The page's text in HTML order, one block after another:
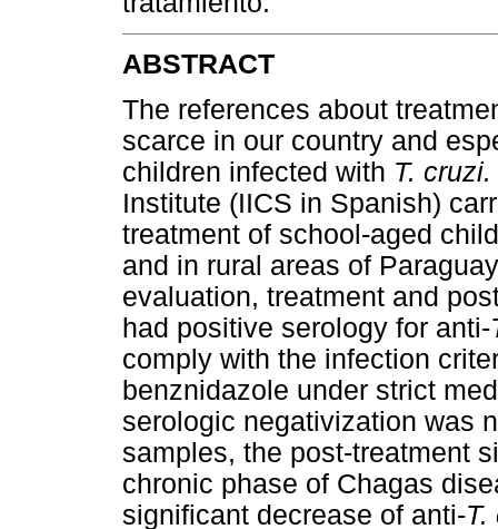
ABSTRACT
The references about
scarce in our country and
children infected with T. cruzi.
Institute (IICS in Spanish)
treatment of school-aged
and in rural areas of
evaluation, treatment and
had positive serology for anti-
comply with the infection
benznidazole under strict
serologic negativization was
samples, the post-treatment
chronic phase of Chagas
significant decrease of anti-T.